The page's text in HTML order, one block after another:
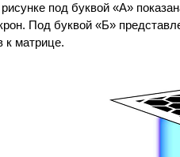
под буквой «А»
Под буквой «Б»
к матрице.